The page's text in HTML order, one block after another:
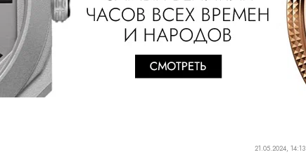
21.05.2024, 14:13